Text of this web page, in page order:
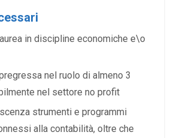
in discipline economiche e\o
nel ruolo di almeno 3
nel settore no profit
strumenti e programmi
alla contabilità, oltre che